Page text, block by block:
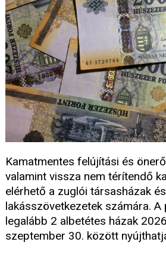
Kamatmentes felújítási és
valamint vissza nem térítendő
elérhető a zuglói társasházak és
lakásszövetkezetek számára. A
legalább 2 albetétes házak
szeptember 30. között